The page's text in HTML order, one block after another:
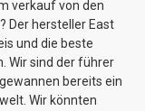
verkauf von den
Der hersteller East
und die beste
Wir sind der führer
bereits ein
Wir könnten